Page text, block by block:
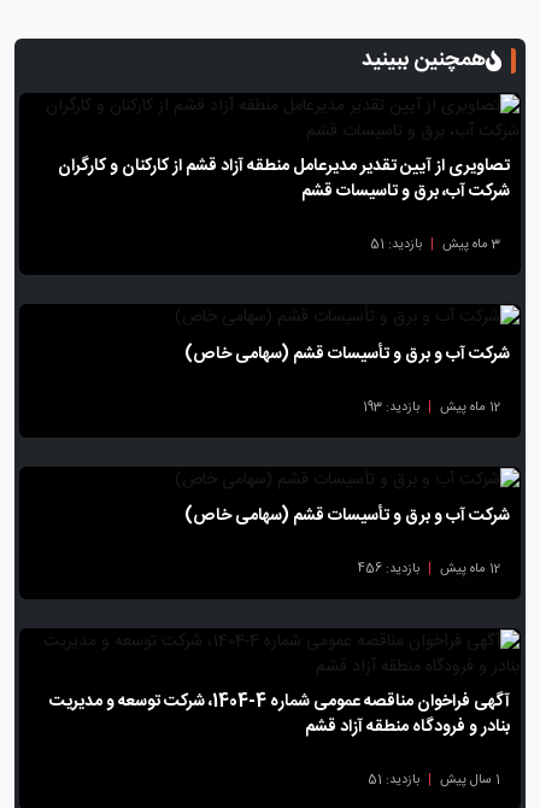
همچنین ببینید
تصاویری از آیین تقدیر مدیرعامل منطقه آزاد قشم از کارکنان و کارگران
شرکت آب، برق و تاسیسات قشم
3 ماه پیش | بازدید: 51
شرکت آب و برق و تأسیسات قشم (سهامی خاص)
12 ماه پیش | بازدید: 193
شرکت آب و برق و تأسیسات قشم (سهامی خاص)
12 ماه پیش | بازدید: 456
آگهی فراخوان مناقصه عمومی شماره 4-1404، شرکت توسعه و مدیریت
بنادر و فرودگاه منطقه آزاد قشم
1 سال پیش | بازدید: 51